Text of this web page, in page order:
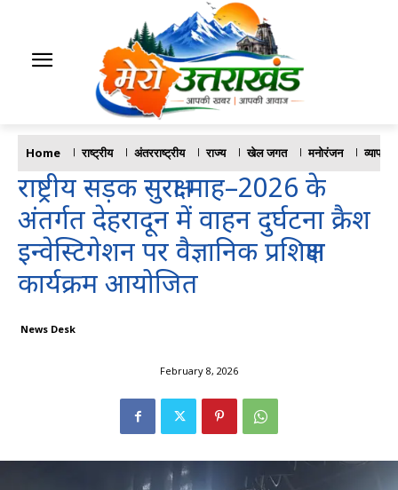
Home राष्ट्रीय अंतरराष्ट्रीय राज्य खेल जगत मनोरंजन व्यापार
राष्ट्रीय सड़क सुरक्षा माह–2026 के
अंतर्गत देहरादून में वाहन दुर्घटना क्रैश
इन्वेस्टिगेशन पर वैज्ञानिक प्रशिक्षण
कार्यक्रम आयोजित
News Desk
February 8, 2026